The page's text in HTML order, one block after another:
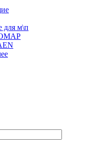
для м\п